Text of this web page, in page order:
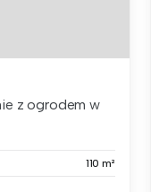
z ogrodem w
110 m²